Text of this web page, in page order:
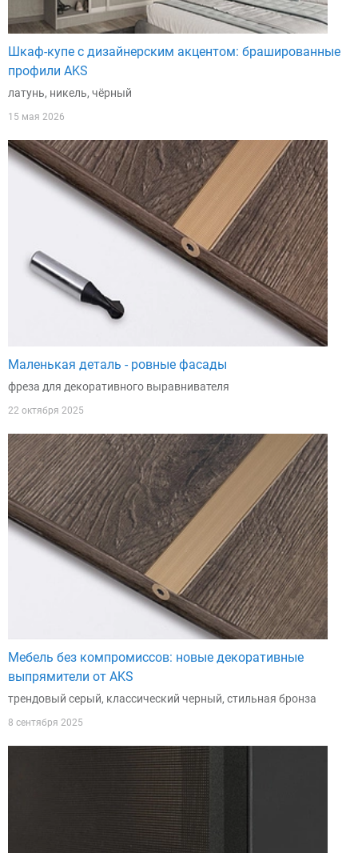
Шкаф-купе с дизайнерским акцентом: брашированные
профили AKS
латунь, никель, чёрный
15 мая 2026
Маленькая деталь - ровные фасады
фреза для декоративного выравнивателя
22 октября 2025
Мебель без компромиссов: новые декоративные
выпрямители от AKS
трендовый серый, классический черный, стильная бронза
8 сентября 2025